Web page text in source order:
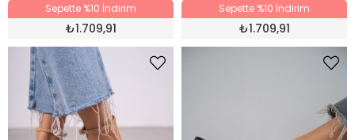
Sepette %10 İndirim
₺1.709,91
Sepette %10 İndirim
₺1.709,91